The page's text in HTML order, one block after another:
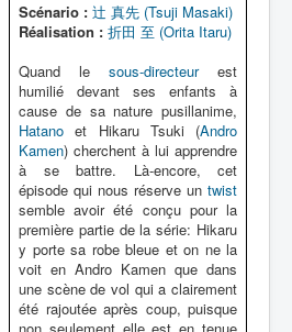
Scénario : 辻 真先 (Tsuji Masaki)
Réalisation : 折田 至 (Orita Itaru)
Quand le sous-directeurest
humilié devant ses enfants à
cause de sa nature pusillanime,
Hatano et Hikaru Tsuki (Andro
Kamen) cherchent à lui apprendre
à se battre. Là-encore, cet
épisode qui nous réserve un twist
semble avoir été conçu pour la
première partie de la série: Hikaru
y porte sa robe bleue et on ne la
voit en Andro Kamen que dans
une scène de vol qui a clairement
été rajoutée après coup, puisque